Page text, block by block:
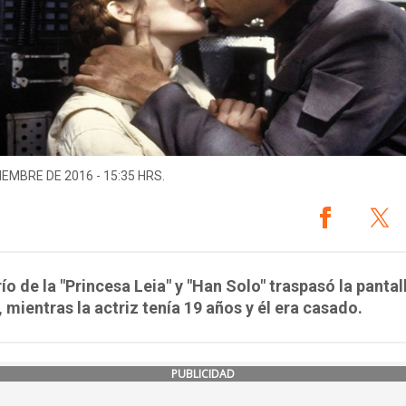
DE 2016 - 15:35 HRS.
de la "Princesa Leia" y "Han Solo" traspasó la
mientras la actriz tenía 19 años y él era casado.
PUBLICIDAD